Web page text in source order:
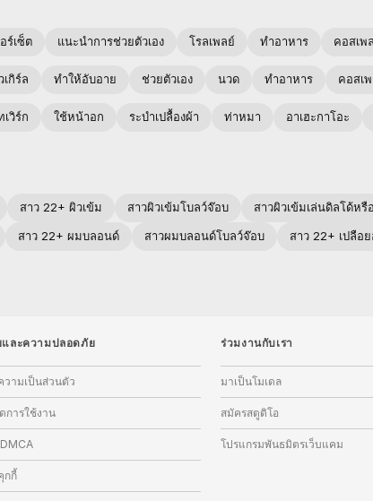
ร์เซ็ต แนะนำการช่วยตัวเอง โรลเพลย์ ทำอาหาร คอสเพ
เกิร์ล ทำให้อับอาย ช่วยตัวเอง นวด ทำอาหาร คอสเ
เวิร์ก ใช้หน้าอก ระบำเปลื้องผ้า ท่าหมา อาเฮะกาโอะ
สาว 22+ ผิวเข้ม สาวผิวเข้มโบลว์จ๊อบ สาวผิวเข้มเล่นดิลโด้หรื
สาว 22+ ผมบลอนด์ สาวผมบลอนด์โบลว์จ๊อบ สาว 22+ เปลือ
ละความปลอดภัย
วามเป็นส่วนตัว
การใช้งาน
กกี้
ร่วมงานกับเรา
มาเป็นโมเดล
สมัครสตูดิโอ
โปรแกรมพันธมิตรเว็บแคม